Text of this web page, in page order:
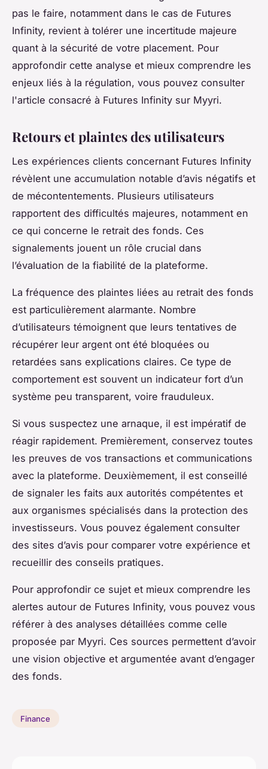
pas le faire, notamment dans le cas de Futures
Infinity, revient à tolérer une incertitude majeure
quant à la sécurité de votre placement. Pour
approfondir cette analyse et mieux comprendre les
enjeux liés à la régulation, vous pouvez consulter
l'article consacré à Futures Infinity sur Myyri.
Retours et plaintes des utilisateurs
Les expériences clients concernant Futures Infinity
révèlent une accumulation notable d’avis négatifs et
de mécontentements. Plusieurs utilisateurs
rapportent des difficultés majeures, notamment en
ce qui concerne le retrait des fonds. Ces
signalements jouent un rôle crucial dans
l’évaluation de la fiabilité de la plateforme.
La fréquence des plaintes liées au retrait des fonds
est particulièrement alarmante. Nombre
d’utilisateurs témoignent que leurs tentatives de
récupérer leur argent ont été bloquées ou
retardées sans explications claires. Ce type de
comportement est souvent un indicateur fort d’un
système peu transparent, voire frauduleux.
Si vous suspectez une arnaque, il est impératif de
réagir rapidement. Premièrement, conservez toutes
les preuves de vos transactions et communications
avec la plateforme. Deuxièmement, il est conseillé
de signaler les faits aux autorités compétentes et
aux organismes spécialisés dans la protection des
investisseurs. Vous pouvez également consulter
des sites d’avis pour comparer votre expérience et
recueillir des conseils pratiques.
Pour approfondir ce sujet et mieux comprendre les
alertes autour de Futures Infinity, vous pouvez vous
référer à des analyses détaillées comme celle
proposée par Myyri. Ces sources permettent d’avoir
une vision objective et argumentée avant d’engager
des fonds.
Finance